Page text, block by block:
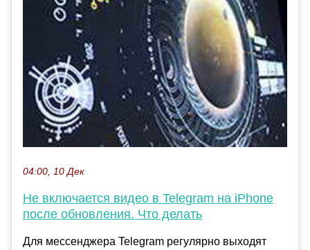
04:00, 10 Дек
Не включается видео в Telegram на iPhone
после обновления. Что делать
Для мессенджера Telegram регулярно выходят